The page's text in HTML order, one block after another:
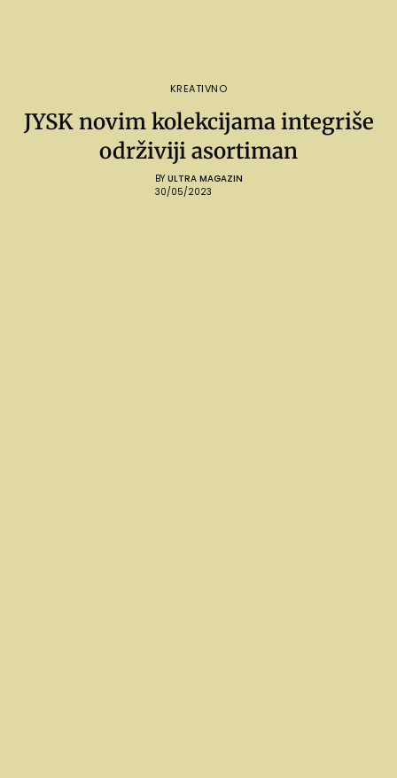
KREATIVNO
JYSK novim kolekcijama integriše
održiviji asortiman
BY ULTRA MAGAZIN
30/05/2023